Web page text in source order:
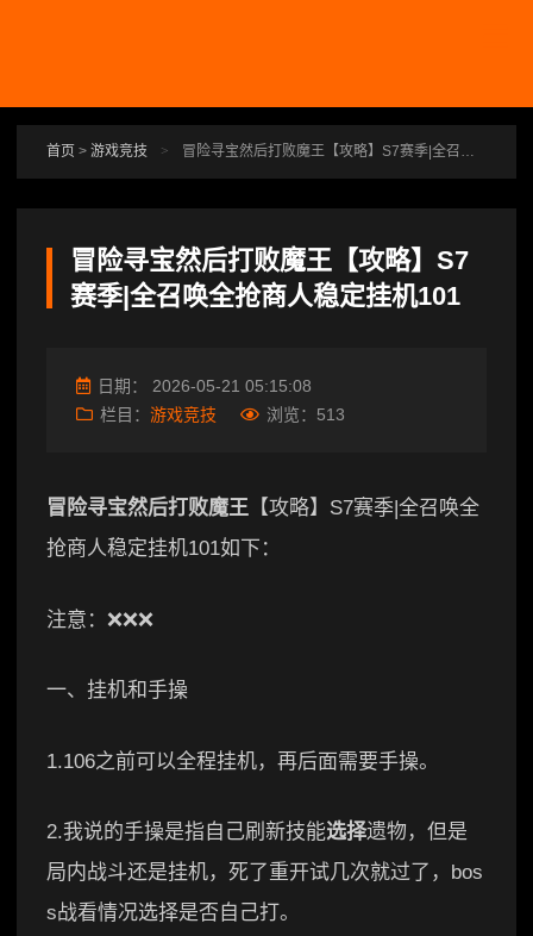
首页 > 游戏竞技 > 冒险寻宝然后打败魔王【攻略】S7赛季|全召唤全抢商人稳定挂机101
冒险寻宝然后打败魔王【攻略】S7
赛季|全召唤全抢商人稳定挂机101
日期： 2026-05-21 05:15:08
栏目： 游戏竞技 浏览： 513
冒险寻宝然后打败魔王 【攻略】S7赛季|全召唤全
抢商人稳定挂机101如下：
注意：❌❌❌
一、挂机和手操
1.106之前可以全程挂机，再后面需要手操。
2.我说的手操是指自己刷新技能选择遗物，但是
局内战斗还是挂机，死了重开试几次就过了，bos
s战看情况选择是否自己打。